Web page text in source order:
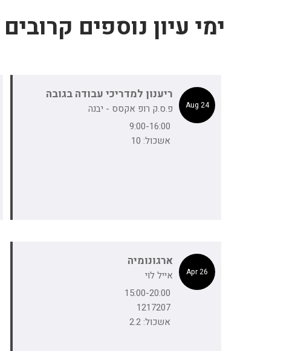
ימי עיון נוספים קרובים
24 Aug
ריענון למדריכי עבודה בגובה
פ.ס.ק רופ אקסס - יבנה
אשכול: 10
26 Apr
ארגונומיה
אייל לוי
אשכול: 2.2